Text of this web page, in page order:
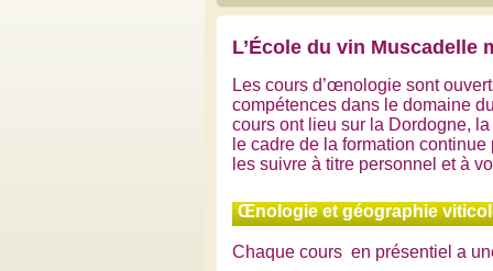
L’École du vin Muscadelle
Les cours d’œnologie sont
compétences dans le domaine
cours ont lieu sur la Dordogne,
le cadre de la formation
les suivre à titre personnel et à
Œnologie et géographie
Chaque cours en présentiel a